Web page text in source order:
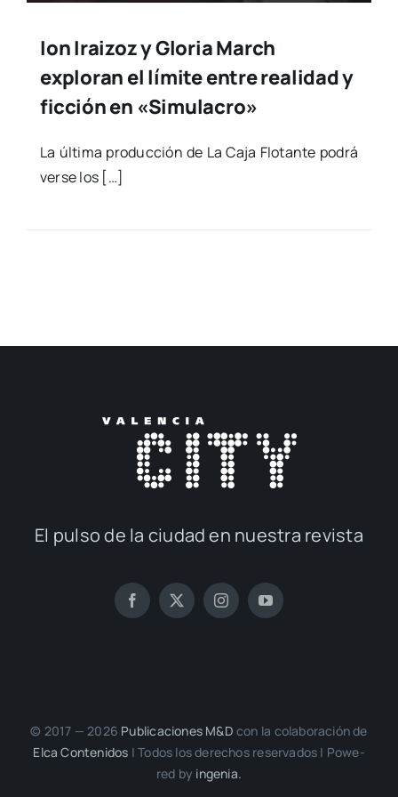
Ion Iraizoz y Gloria March
exploran el límite entre realidad y
ficción en «Simulacro»
La últi­ma pro­duc­ción de La Caja Flo­tan­te podrá
ver­se los […]
El pul­so de la ciu­dad en nues­tra revis­ta
© 2017 — 2026 Publi­ca­cio­nes M&D con la cola­bo­ra­ción de
Elca Con­te­ni­dos | Todos los dere­chos reser­va­dos | Powe­
red by inge­nia.